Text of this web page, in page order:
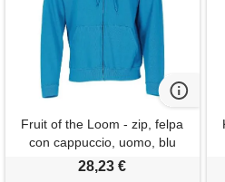
Fruit of the Loom - zip, felpa
con cappuccio, uomo, blu
(blue), small
28,23 €